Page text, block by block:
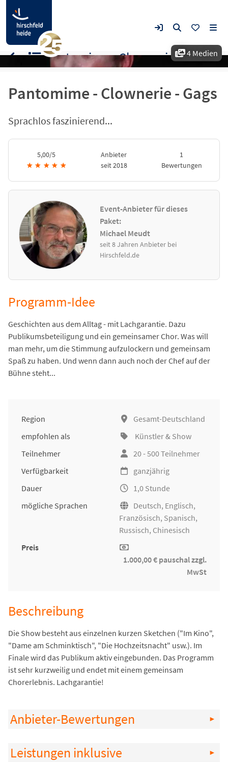
4 Medien
Pantomime - Clownerie - Gags
Sprachlos faszinierend...
5,00/5
★ ★ ★ ★ ★
Anbieter
seit 2018
1
Bewertungen
Event-Anbieter für dieses
Paket:
Michael Meudt
seit 8 Jahren Anbieter bei
Hirschfeld.de
Pantomime - Clownerie - Gags
Programm-Idee
Geschichten aus dem Alltag - mit Lachgarantie. Dazu
Publikumsbeteiligung und ein gemeinsamer Chor. Was will
man mehr, um die Stimmung aufzulockern und gemeinsam
Spaß zu haben. Und wenn dann auch noch der Chef auf der
Bühne steht...
Region
Gesamt-Deutschland
empfohlen als
Künstler & Show
Teilnehmer
20 - 500 Teilnehmer
Verfügbarkeit
ganzjährig
Dauer
1,0 Stunde
mögliche Sprachen
Deutsch, Englisch,
Französisch, Spanisch,
Russisch, Chinesisch
Preis
1.000,00 € pauschal zzgl.
MwSt
Beschreibung
Die Show besteht aus einzelnen kurzen Sketchen ("Im Kino",
"Dame am Schminktisch", "Die Hochzeitsnacht" usw.). Im
Finale wird das Publikum aktiv eingebunden. Das Programm
ist sehr kurzweilig und endet mit einem gemeinsam
Chorerlebnis. Lachgarantie!
Anbieter-Bewertungen
Leistungen inklusive